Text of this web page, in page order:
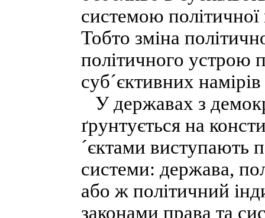
системою
Тобто зміна
політичного устрою
суб´єктивних
У державах з
ґрунтується на
´єктами виступають
системи: держава,
або ж політичний
законами права та